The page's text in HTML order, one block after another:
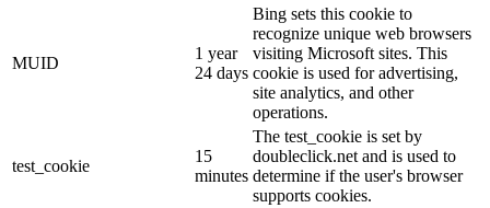
MUID
1 year
24 days
Bing sets this cookie to
recognize unique web browsers
visiting Microsoft sites. This
cookie is used for advertising,
site analytics, and other
operations.
test_cookie
15
minutes
The test_cookie is set by
doubleclick.net and is used to
determine if the user's browser
supports cookies.